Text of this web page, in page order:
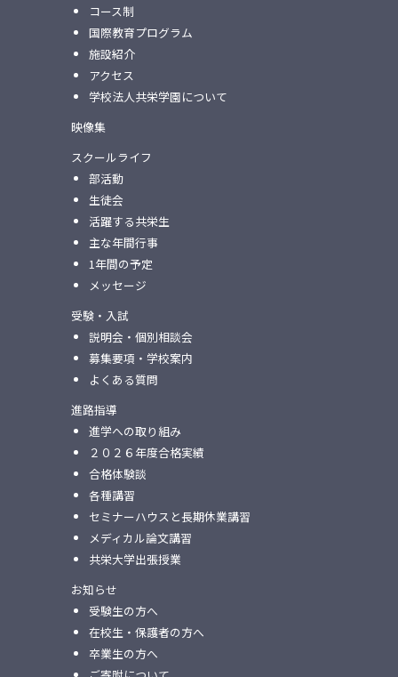
コース制
国際教育プログラム
施設紹介
アクセス
学校法人共栄学園について
映像集
スクールライフ
部活動
生徒会
活躍する共栄生
主な年間行事
1年間の予定
メッセージ
受験・入試
説明会・個別相談会
募集要項・学校案内
よくある質問
進路指導
進学への取り組み
２０２６年度合格実績
合格体験談
各種講習
セミナーハウスと⻑期休業講習
メディカル論⽂講習
共栄⼤学出張授業
お知らせ
受験生の方へ
在校生・保護者の方へ
卒業生の方へ